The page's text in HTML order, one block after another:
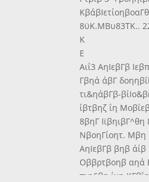
8ϋΚ.ΜΒυ83ΤΚ..
Κ
Ε
Αιΐ3 ΑηΙεβΓβ
Γβηά άβΓ
τι&ηάβΓβ-
ίβτβηζ ΐη
8βηΓ ΙϊβηιβΓ^θη
ΝβοηΓίοητ. Μβη
ΑηΙεβΓβ βηβ άίβ
Οββρτβοηβ αηά
πιη£βη ίχη